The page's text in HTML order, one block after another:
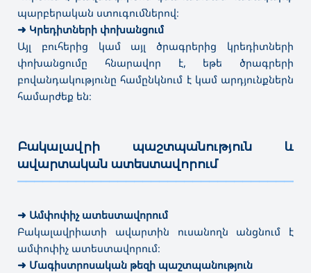
➜ Էրգոթերապիա
➜ Հատուկ հոգեբանություն
✔Մագիստրատուրա
➜ Լրագրություն
➜ Ռեժիսուրա
➜ Գրադարանային-տեղեկատվական աղբյուրներ
➜ Թանգարանային գործ և պատմամշակութային
➜ Կառավարում՝ ըստ ոլորտի
⤷ Պրոդյուսերական գործ
պարբերական ստուգումներով։
➜ Կրեդիտների փոխանցում
Այլ բուհերից կամ այլ ծրագրերից կրեդիտների
փոխանցումը հնարավոր է, եթե ծրագրերի
բովանդակությունը համընկնում է կամ արդյունքներն
համարժեք են։
Բակալավրի պաշտպանություն և
ավարտական ատեստավորում
➜ Ամփոփիչ ատեստավորում
Բակալավրիատի ավարտին ուսանողն անցնում է
ամփոփիչ ատեստավորում։
➜ Մագիստրոսական թեզի պաշտպանություն